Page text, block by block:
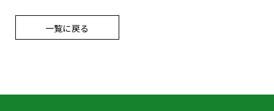
一覧に戻る